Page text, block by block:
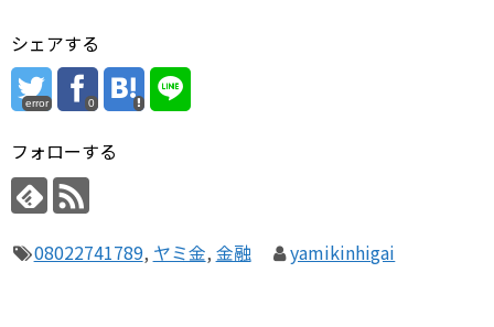
シェアする
error 0
フォローする
08022741789, ヤミ金, 金融 yamikinhigai